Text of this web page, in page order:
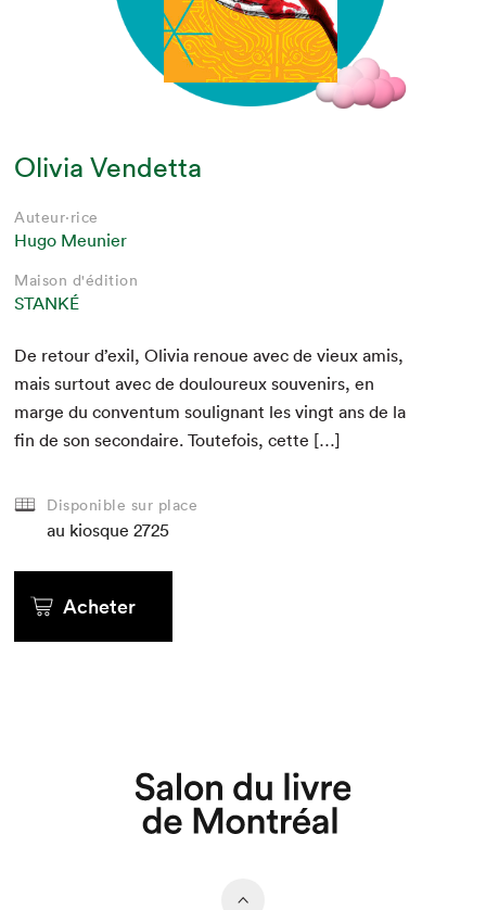
Olivia Vendetta
Auteur·rice
Hugo Meunier
Maison d'édition
STANKÉ
De retour d’exil, Olivia renoue avec de vieux amis,
mais surtout avec de douloureux sou­venirs, en
marge du con­ven­tum soulig­nant les vingt ans de la
fin de son sec­ondaire. Toute­fois, cette […]
Disponible sur place
au kiosque 2725
Acheter